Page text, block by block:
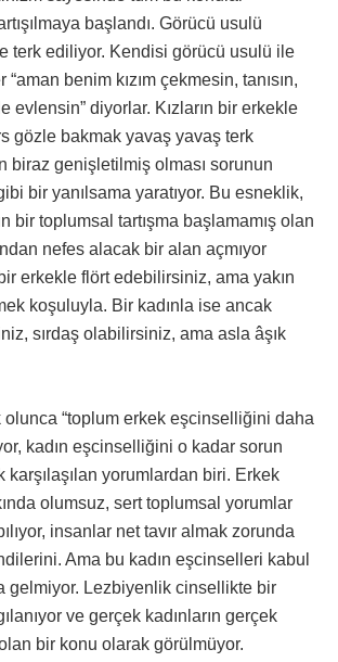
başlandı. Görücü usulü
terk ediliyor. Kendisi görücü usulü ile
benim kızım çekmesin, tanısın,
evlensin” diyorlar. Kızların bir erkekle
gözle bakmak yavaş yavaş terk
biraz genişletilmiş olması sorunun
bir yanılsama yaratıyor. Bu esneklik,
bir toplumsal tartışma başlamamış olan
nefes alacak bir alan açmıyor
erkekle flört edebilirsiniz, ama yakın
koşuluyla. Bir kadınla ise ancak
sırdaş olabilirsiniz, ama asla âşık
“toplum erkek eşcinselliğini daha
kadın eşcinselliğini o kadar sorun
karşılaşılan yorumlardan biri. Erkek
olumsuz, sert toplumsal yorumlar
insanlar net tavır almak zorunda
Ama bu kadın eşcinselleri kabul
gelmiyor. Lezbiyenlik cinsellikte bir
ve gerçek kadınların gerçek
bir konu olarak görülmüyor.